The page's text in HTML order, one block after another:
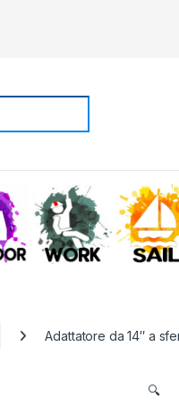
OUTDOOR WORK
Adattatore da 14″ a
🔍